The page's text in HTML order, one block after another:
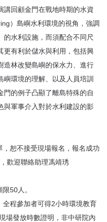
講回顧金門在戰地時期的水資
）島嶼水利環境的視角，強調
的水利設施，而須配合不同尺
更有利於儲水與利用，包括興
造林改變島嶼的保水力、進行
環境的理解、以及人員培訓
門的例子凸顯了離島特殊的自
與軍事介入對於水利建設的影
恕不接受現場報名，報名成功
歡迎聯絡助理馮靖琇
50人。
程參加者可得2小時環境教育
場發放時數證明，非中研院內